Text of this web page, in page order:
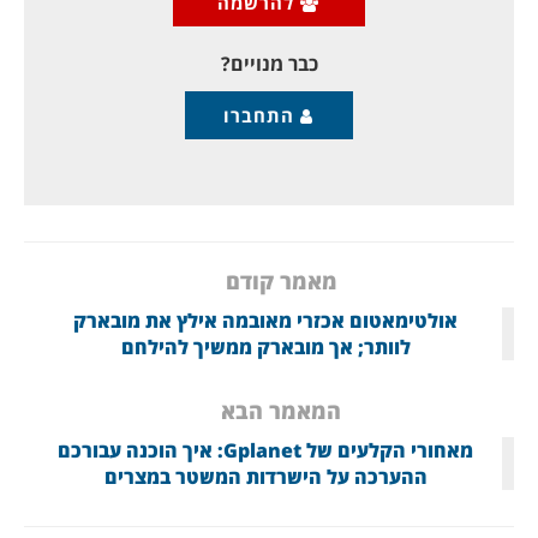
שכנע את חאן שבמקום להרוס את המדינה, יוכל
להטיל מיסים על תושביה,כבר מנויים?
התחברו
מאמר קודם
אולטימאטום אכזרי מאובמה אילץ את מובארק
לוותר; אך מובארק ממשיך להילחם
המאמר הבא
מאחורי הקלעים של Gplanet: איך הוכנה עבורכם
ההערכה על הישרדות המשטר במצרים